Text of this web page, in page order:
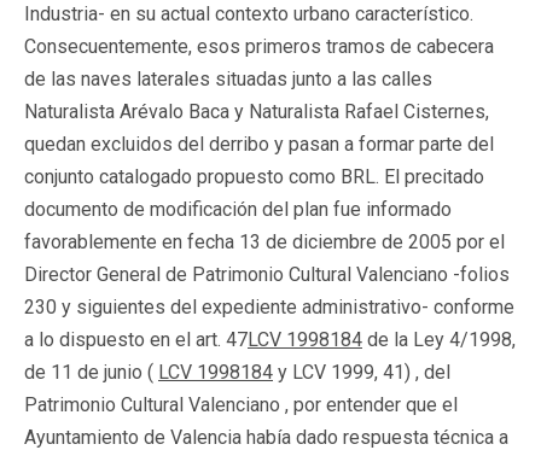
Industria- en su actual contexto urbano característico.
Consecuentemente, esos primeros tramos de cabecera
de las naves laterales situadas junto a las calles
Naturalista Arévalo Baca y Naturalista Rafael Cisternes,
quedan excluidos del derribo y pasan a formar parte del
conjunto catalogado propuesto como BRL. El precitado
documento de modificación del plan fue informado
favorablemente en fecha 13 de diciembre de 2005 por el
Director General de Patrimonio Cultural Valenciano -folios
230 y siguientes del expediente administrativo- conforme
a lo dispuesto en el art. 47LCV 1998184 de la Ley 4/1998,
de 11 de junio ( LCV 1998184 y LCV 1999, 41) , del
Patrimonio Cultural Valenciano , por entender que el
Ayuntamiento de Valencia había dado respuesta técnica a